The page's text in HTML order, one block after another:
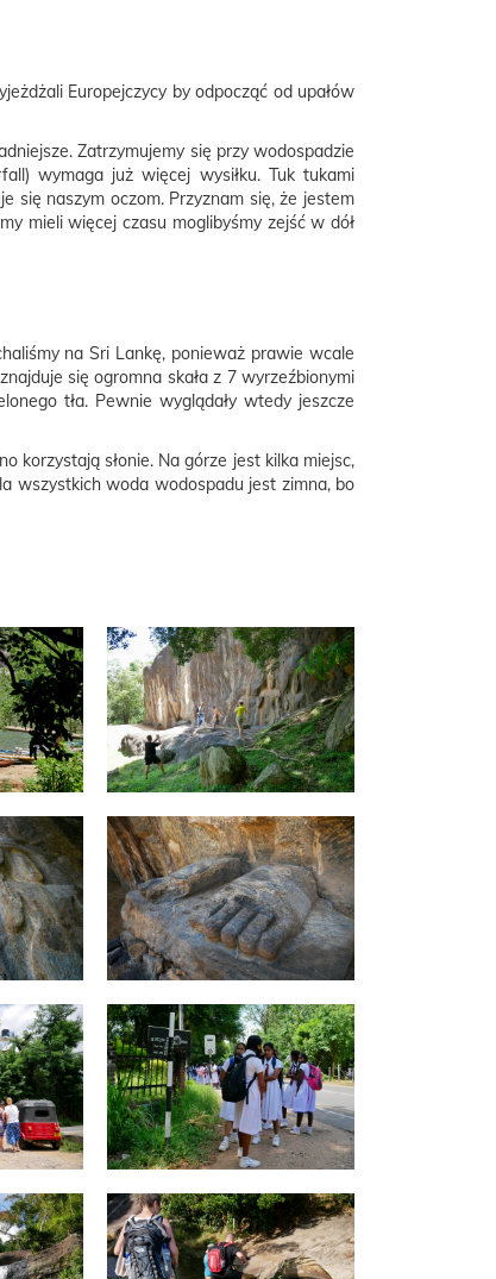
Europejczycy by odpocząć od upałów
Zatrzymujemy się przy wodospadzie
wymaga już więcej wysiłku. Tuk tukami
się naszym oczom. Przyznam się, że jestem
mieli więcej czasu moglibyśmy zejść w dół
na Sri Lankę, ponieważ prawie wcale
się ogromna skała z 7 wyrzeźbionymi
tła. Pewnie wyglądały wtedy jeszcze
korzystają słonie. Na górze jest kilka miejsc,
wszystkich woda wodospadu jest zimna, bo